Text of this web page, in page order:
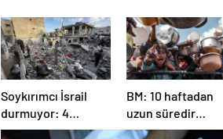
Soykırımcı İsrail
durmuyor: 4
Filistinli öldü, çok
BM: 10 haftadan
uzun süredir
Gazze’ye yiyecek,